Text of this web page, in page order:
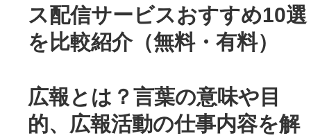
ス配信サービスおすすめ10選
を比較紹介（無料・有料）
広報とは？言葉の意味や目
的、広報活動の仕事内容を解